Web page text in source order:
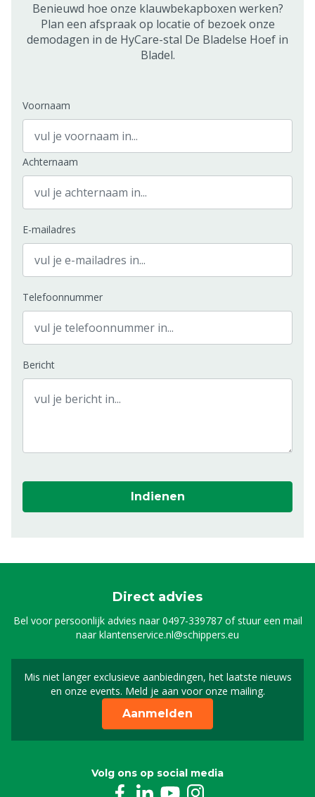
Benieuwd hoe onze klauwbekapboxen werken?
Plan een afspraak op locatie of bezoek onze
demodagen in de HyCare-stal De Bladelse Hoef in
Bladel.
Voornaam
Achternaam
E-mailadres
Telefoonnummer
Bericht
Indienen
Direct advies
Bel voor persoonlijk advies naar0497-339787of stuur een mail
naarklantenservice.nl@schippers.eu
Mis niet langer exclusieve aanbiedingen, het laatste nieuws
en onze events. Meld je aan voor onze mailing.
Schrijf je in voor onze
Aanmelden
Volg ons op social media